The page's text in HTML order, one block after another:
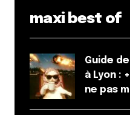
maxi best of
Guide
à Lyon :
ne pas